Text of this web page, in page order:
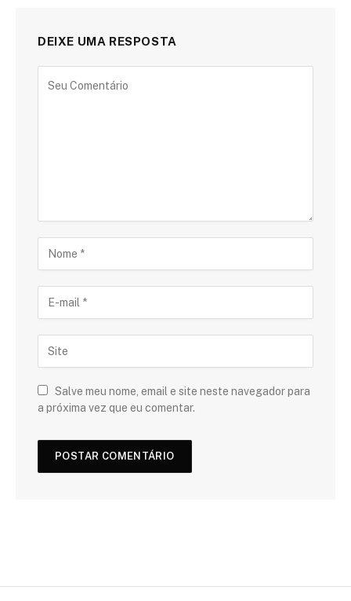
DEIXE UMA RESPOSTA
Salve meu nome, email e site neste navegador para
a próxima vez que eu comentar.